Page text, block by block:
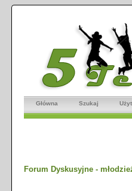
Główna Szukaj
Forum Dyskusyjne -